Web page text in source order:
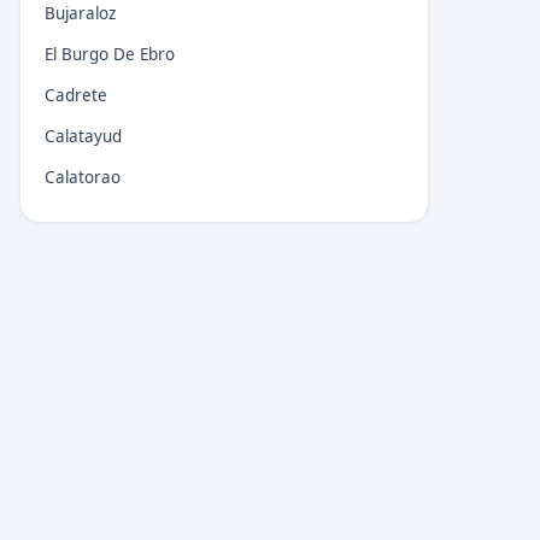
Bujaraloz
El Burgo De Ebro
Cadrete
Calatayud
Calatorao